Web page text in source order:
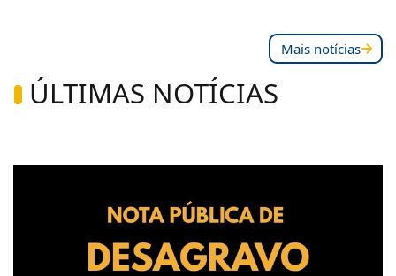
Mais notícias
ÚLTIMAS NOTÍCIAS